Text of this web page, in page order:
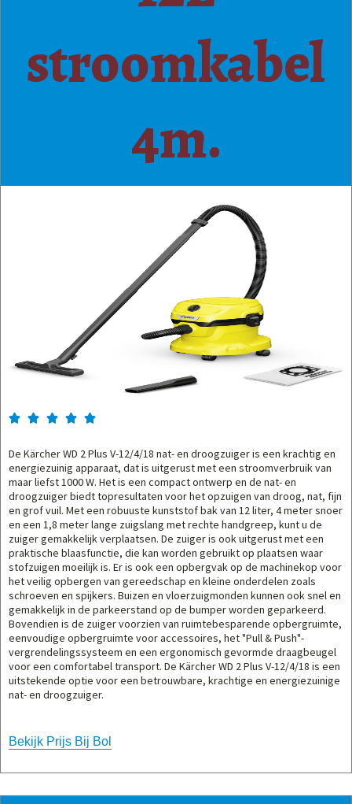
stroomkabel
4m.
    
De Kärcher WD 2 Plus V-12/4/18 nat- en droogzuiger is een krachtig en
energiezuinig apparaat, dat is uitgerust met een stroomverbruik van
maar liefst 1000 W. Het is een compact ontwerp en de nat- en
droogzuiger biedt topresultaten voor het opzuigen van droog, nat, fijn
en grof vuil. Met een robuuste kunststof bak van 12 liter, 4 meter snoer
en een 1,8 meter lange zuigslang met rechte handgreep, kunt u de
zuiger gemakkelijk verplaatsen. De zuiger is ook uitgerust met een
praktische blaasfunctie, die kan worden gebruikt op plaatsen waar
stofzuigen moeilijk is. Er is ook een opbergvak op de machinekop voor
het veilig opbergen van gereedschap en kleine onderdelen zoals
schroeven en spijkers. Buizen en vloerzuigmonden kunnen ook snel en
gemakkelijk in de parkeerstand op de bumper worden geparkeerd.
Bovendien is de zuiger voorzien van ruimtebesparende opbergruimte,
eenvoudige opbergruimte voor accessoires, het "Pull & Push"-
vergrendelingssysteem en een ergonomisch gevormde draagbeugel
voor een comfortabel transport. De Kärcher WD 2 Plus V-12/4/18 is een
uitstekende optie voor een betrouwbare, krachtige en energiezuinige
nat- en droogzuiger.
Bekijk Prijs Bij Bol